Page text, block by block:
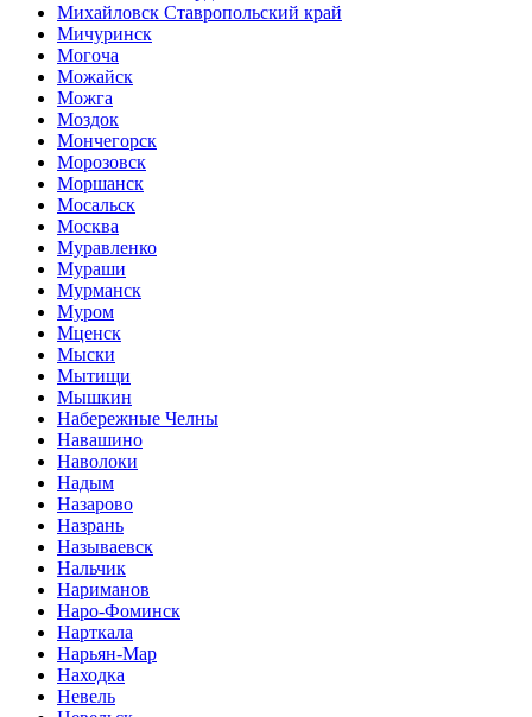
Михайловск Ставропольский край
Мичуринск
Могоча
Можайск
Можга
Моздок
Мончегорск
Морозовск
Моршанск
Мосальск
Москва
Муравленко
Мураши
Мурманск
Муром
Мценск
Мыски
Мытищи
Мышкин
Набережные Челны
Навашино
Наволоки
Надым
Назарово
Назрань
Называевск
Нальчик
Нариманов
Наро-Фоминск
Нарткала
Нарьян-Мар
Находка
Невель